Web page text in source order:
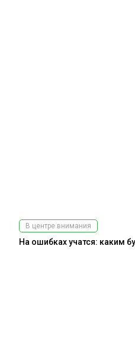
В центре внимания
На ошибках учатся: каким